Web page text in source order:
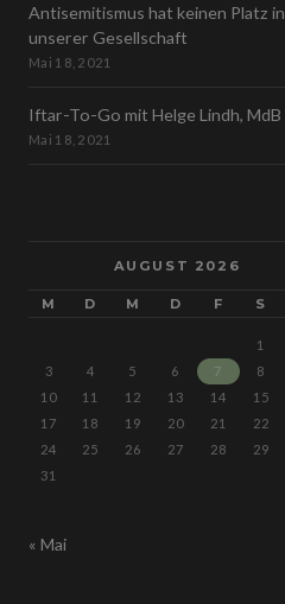
Antisemitismus hat keinen Platz in
unserer Gesellschaft
Mai 18, 2021
Iftar-To-Go mit Helge Lindh, MdB
Mai 18, 2021
AUGUST 2026
M D M D F S
1
3
4 5 6 7 8
10
11 12 13 14 15
17
18 19 20 21 22
24
25 26 27 28 29
31
« Mai